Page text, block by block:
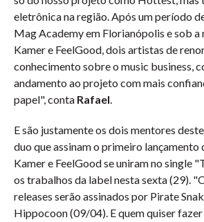
eletrônica na região. Após um período
Mag Academy em Florianópolis e sob a
Kamer e FeelGood, dois artistas de
conhecimento sobre o music business,
andamento ao projeto com mais
papel", conta Rafael.
E são justamente os dois mentores
duo que assinam o primeiro lançamento
Kamer e FeelGood se uniram no single
os trabalhos da label nesta sexta (29).
releases serão assinados por Pirate
Hippocoon (09/04). E quem quiser